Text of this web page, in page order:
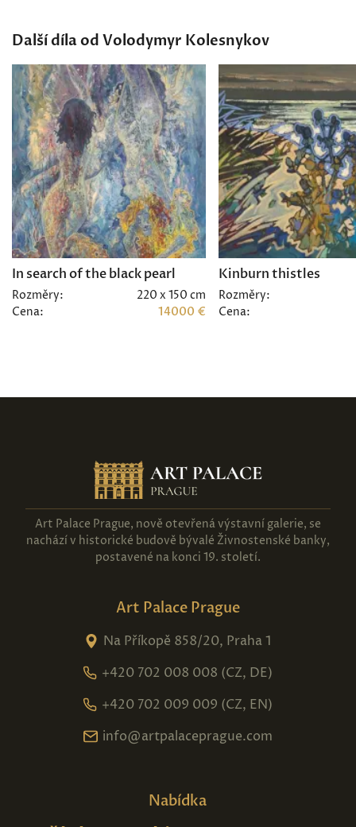
Další díla od Volodymyr Kolesnykov
In search of the black pearl
Rozměry:
220 x 150 cm
Cena:
14000 €
Kinburn thistles
Rozměry:
Cena:
Art Palace Prague, nově otevřená výstavní galerie, se
nachází v historické budově bývalé Živnostenské banky,
postavené na konci 19. století.
Art Palace Prague
Na Příkopě 858/20, Praha 1
+420 702 008 008 (CZ, DE)
+420 702 009 009 (CZ, EN)
info@artpalaceprague.com
Nabídka